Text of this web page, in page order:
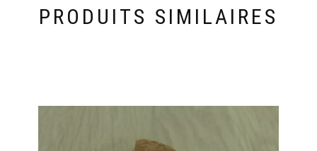
PRODUITS SIMILAIRES